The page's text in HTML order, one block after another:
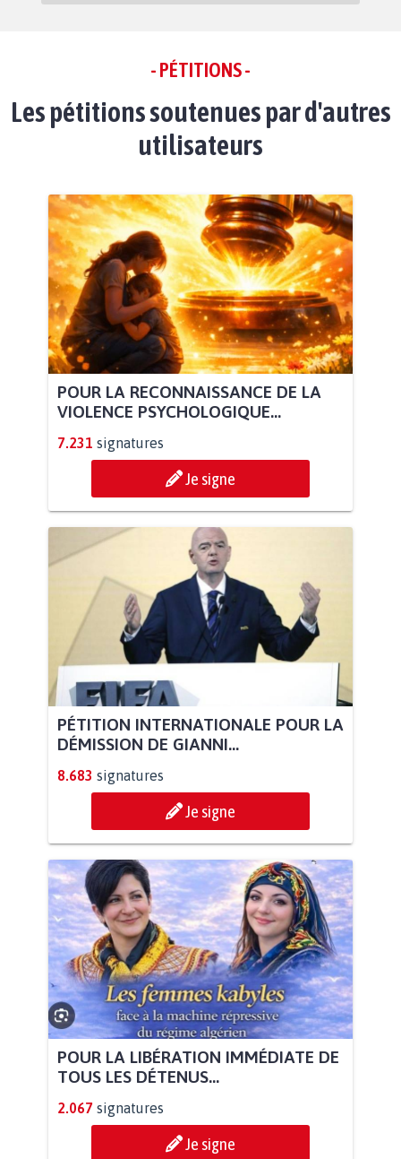
- PÉTITIONS -
Les pétitions soutenues par d'autres
utilisateurs
POUR LA RECONNAISSANCE DE LA
VIOLENCE PSYCHOLOGIQUE...
7.231 signatures
Je signe
PÉTITION INTERNATIONALE POUR LA
DÉMISSION DE GIANNI...
8.683 signatures
Je signe
POUR LA LIBÉRATION IMMÉDIATE DE
TOUS LES DÉTENUS...
2.067 signatures
Je signe